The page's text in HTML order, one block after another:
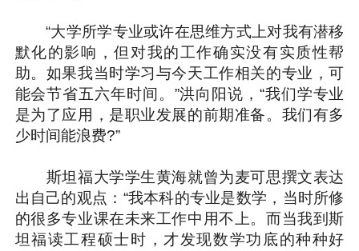
“大学所学专业或许在思维方式上对我有潜移
默化的影响，但对我的工作确实没有实质性帮
助。如果我当时学习与今天工作相关的专业，可
能会节省五六年时间。”洪向阳说，“我们学专业
是为了应用，是职业发展的前期准备。我们有多
少时间能浪费?”
斯坦福大学学生黄海就曾为麦可思撰文表达
出自己的观点：“我本科的专业是数学，当时所修
的很多专业课在未来工作中用不上。而当我到斯
坦福读工程硕士时，才发现数学功底的种种好